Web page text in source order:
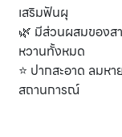
เสริมฟันผุ
🌿 มีส่วนผสมของส
หวานทั้งหมด
⭐ ปากสะอาด ลมห
สถานการณ์